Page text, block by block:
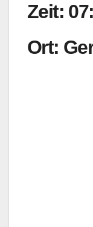
Zeit:
Ort: